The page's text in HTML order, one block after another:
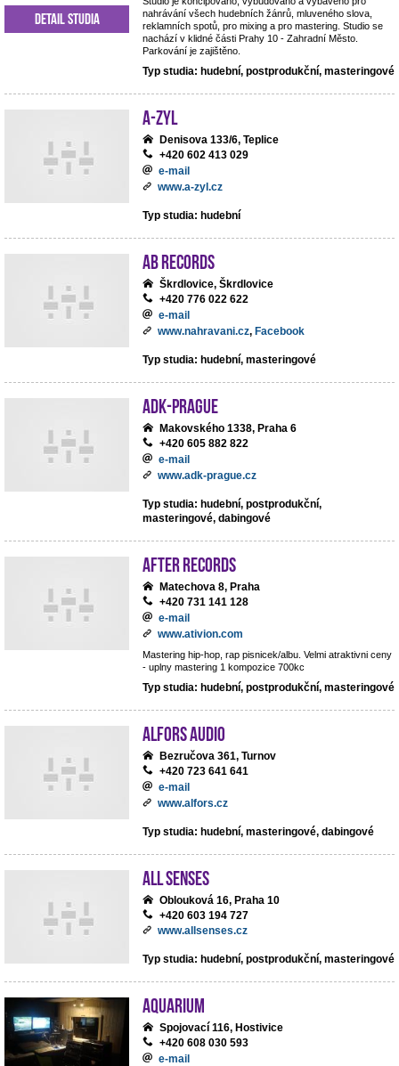
nahrávání všech hudebních žánrů, mluveného slova,
reklamních spotů, pro mixing a pro mastering. Studio se
nachází v klidné části Prahy 10 - Zahradní Město.
Parkování je zajištěno.
Typ studia: hudební, postprodukční, masteringové
Detail studia
A-ZYL
Denisova 133/6, Teplice
+420 602 413 029
e-mail
www.a-zyl.cz
Typ studia: hudební
AB records
Škrdlovice, Škrdlovice
+420 776 022 622
e-mail
www.nahravani.cz, Facebook
Typ studia: hudební, masteringové
ADK-Prague
Makovského 1338, Praha 6
+420 605 882 822
e-mail
www.adk-prague.cz
Typ studia: hudební, postprodukční,
masteringové, dabingové
After records
Matechova 8, Praha
+420 731 141 128
e-mail
www.ativion.com
Mastering hip-hop, rap pisnicek/albu. Velmi atraktivni ceny
- uplny mastering 1 kompozice 700kc
Typ studia: hudební, postprodukční, masteringové
ALFORS audio
Bezručova 361, Turnov
+420 723 641 641
e-mail
www.alfors.cz
Typ studia: hudební, masteringové, dabingové
All Senses
Oblouková 16, Praha 10
+420 603 194 727
www.allsenses.cz
Typ studia: hudební, postprodukční, masteringové
Aquarium
Spojovací 116, Hostivice
+420 608 030 593
e-mail